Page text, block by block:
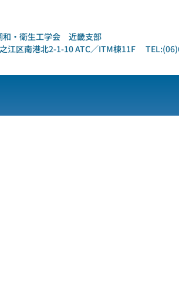
・衛生工学会 近畿支部
之江区南港北2-1-10 ATC／ITM棟11F